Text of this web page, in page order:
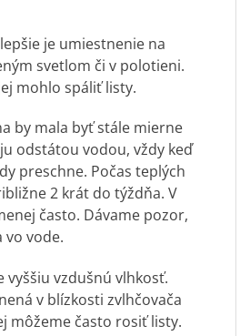
je umiestnenie na
svetlom či v polotieni.
mohlo spáliť listy.
by mala byť stále mierne
odstátou vodou, vždy keď
preschne. Počas teplých
2 krát do týždňa. V
často. Dávame pozor,
vo vode.
vyššiu vzdušnú vlhkosť.
v blízkosti zvlhčovača
môžeme často rosiť listy.